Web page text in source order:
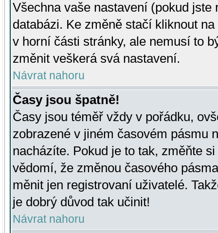
Všechna vaše nastavení (pokud
databázi. Ke změně stačí kliknout
v horní části stránky, ale nemusí to
změnit veškerá svá nastavení.
Návrat nahoru
Časy jsou špatně!
Časy jsou téměř vždy v pořádku,
zobrazené v jiném časovém pásmu
nacházíte. Pokud je to tak, změňte
vědomí, že změnou časového
měnit jen registrovaní uživatelé.
je dobrý důvod tak učinit!
Návrat nahoru